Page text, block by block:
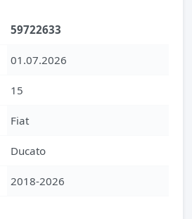
59722633
01.07.2026
15
Fiat
Ducato
2018-2026